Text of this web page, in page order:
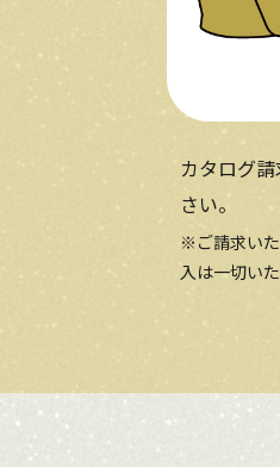
カタログ
さい。
※ご請求い
⼊は⼀切い